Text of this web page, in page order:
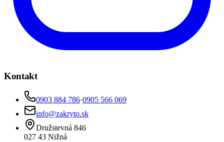
Kontakt
0903 884 786·0905 566 069
info@zakryto.sk
Družstevná 846
027 43 Nižná